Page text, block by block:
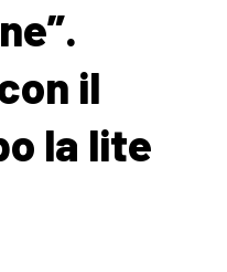
il
la lite